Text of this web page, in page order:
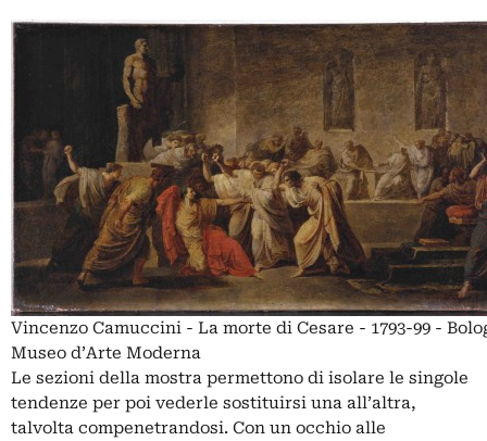
Vincenzo Camuccini - La morte di Cesare - 1793-99 -
Museo d’Arte Moderna
Le sezioni della mostra permettono di isolare le singole
tendenze per poi vederle sostituirsi una all’altra,
talvolta compenetrandosi. Con un occhio alle